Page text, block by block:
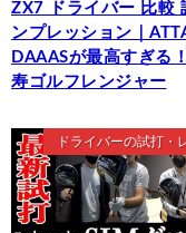
ZX7 ドライバー 比較
ンプレッション｜
DAAASが最高すぎる
寿ゴルフレンジャー
ドライバーの試打・